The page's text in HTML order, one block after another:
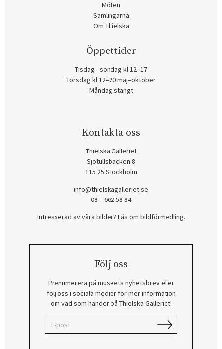
Möten
Samlingarna
Om Thielska
Öppettider
Tisdag– söndag kl 12–17
Torsdag kl 12–20 maj–oktober
Måndag stängt
Kontakta oss
Thielska Galleriet
Sjötullsbacken 8
115 25 Stockholm
info@thielskagalleriet.se
08 – 662 58 84
Intresserad av våra bilder? Läs om bildförmedling.
Följ oss
Prenumerera på museets nyhetsbrev eller
följ oss i sociala medier för mer information
om vad som händer på Thielska Galleriet!